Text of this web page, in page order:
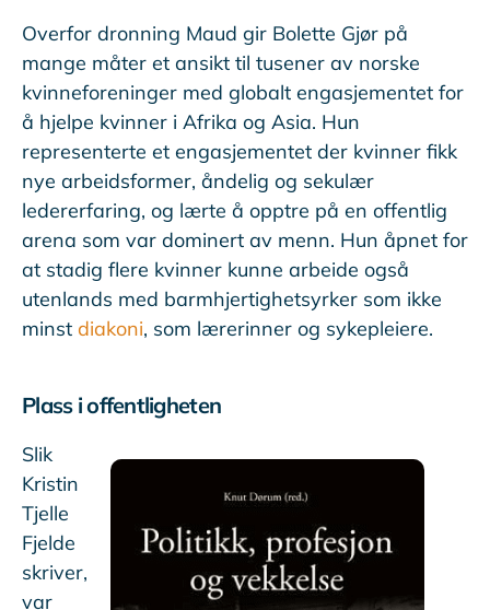
Overfor dronning Maud gir Bolette Gjør på
mange måter et ansikt til tusener av norske
kvinneforeninger med globalt engasjementet for
å hjelpe kvinner i Afrika og Asia. Hun
representerte et engasjementet der kvinner fikk
nye arbeidsformer, åndelig og sekulær
ledererfaring, og lærte å opptre på en offentlig
arena som var dominert av menn. Hun åpnet for
at stadig flere kvinner kunne arbeide også
utenlands med barmhjertighetsyrker som ikke
minst diakoni, som lærerinner og sykepleiere.
Plass i offentligheten
Slik
Kristin
Tjelle
Fjelde
skriver,
var